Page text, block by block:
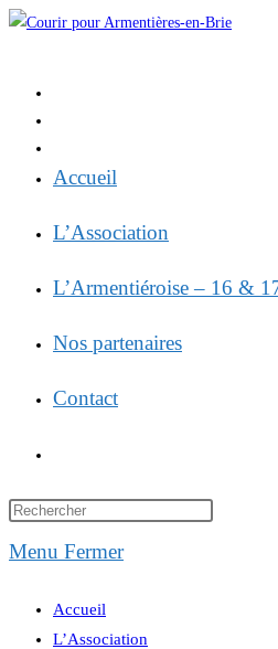
Skip
Accueil
L’Association
L’Armentiéroise – 16 &
Nos partenaires
Contact
website
search
Menu Fermer
Accueil
L’Association